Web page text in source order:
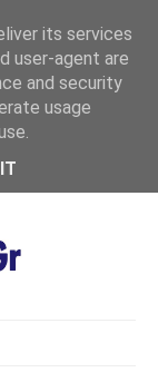
MENU
its services
user-agent are
and security
usage